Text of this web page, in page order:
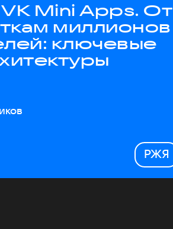
Mini Apps. От
миллионов
ключевые
РЖЯ